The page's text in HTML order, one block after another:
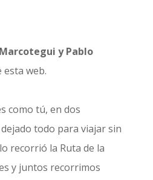
y Pablo
esta web.
como tú, en dos
todo para viajar sin
recorrió la Ruta de la
y juntos recorrimos